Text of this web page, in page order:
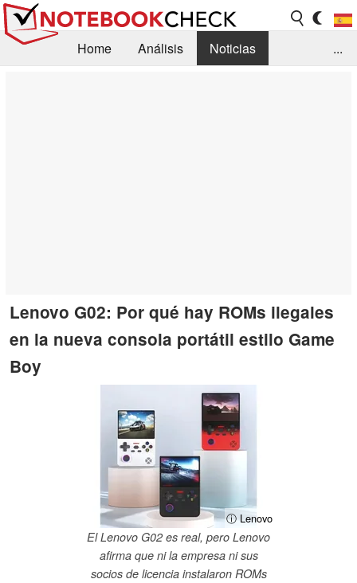
Home Análisis
Noticias
...
Lenovo G02: Por qué hay ROMs ilegales
en la nueva consola portátil estilo Game
Boy
ⓘ Lenovo
El Lenovo G02 es real, pero Lenovo
afirma que ni la empresa ni sus
socios de licencia instalaron ROMs